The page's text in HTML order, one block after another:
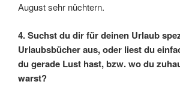
August sehr nüchtern.
4. Suchst du dir für deinen Urlaub
Urlaubsbücher aus, oder liest du
du gerade Lust hast, bzw. wo du
warst?